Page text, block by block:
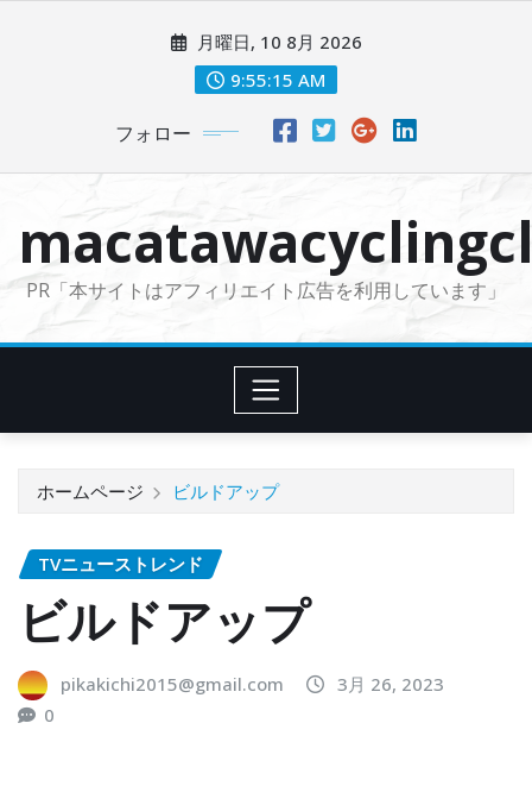
に
月曜日, 10 8月 2026
9:55:16 AM
フォロー
PR「本サイトはアフィリエイト広告を利用しています」
ホームページ ビルドアップ
TVニューストレンド
ビルドアップ
pikakichi2015@gmail.com
3月 26, 2023
0